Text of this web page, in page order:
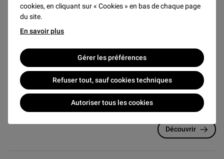
cookies, en cliquant sur « Cookies » en bas de chaque page
du site.
En savoir plus
Gérer les préférences
Refuser tout, sauf cookies techniques
Autoriser tous les cookies
Aïn Ghazal (Jordanie)
Conférences
à 12h30
Conférence de Zeidan Kafafi
, Université de Yarmouk.
Découvrir